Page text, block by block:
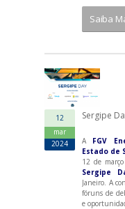
Saiba
12
mar
2024
Sergipe
A FGV
Estado de
12 de
Sergipe
Janeiro. A
fóruns de
e